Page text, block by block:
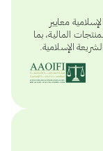
معايير
المالية، بما
الإسلامية.